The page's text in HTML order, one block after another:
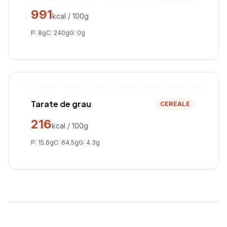
991kcal / 100g
P: 8gC: 240gG: 0g
Tarate de grau CEREALE
216kcal / 100g
P: 15.6gC: 64.5gG: 4.3g